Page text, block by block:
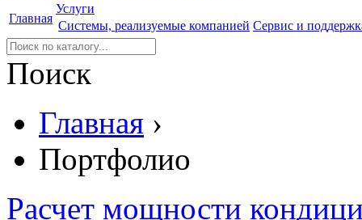
Главная
Услуги
Системы, реализуемые компанией Сервис и
Поиск
Главная ›
Портфолио
Расчет мощности